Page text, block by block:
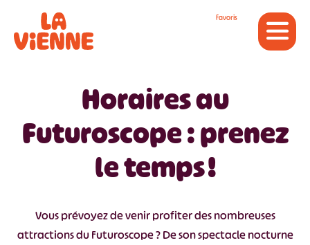
Favoris
Horaires au
Futuroscope : prenez
le temps !
Vous prévoyez de venir profiter des nombreuses
attractions du Futuroscope ? De son spectacle nocturne